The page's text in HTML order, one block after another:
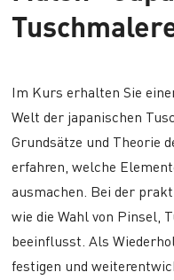
Im Kurs erhalten Sie
Welt der japanischen
Grundsätze und Theorie
erfahren, welche
ausmachen. Bei der
wie die Wahl von Pinsel,
beeinflusst. Als
festigen und